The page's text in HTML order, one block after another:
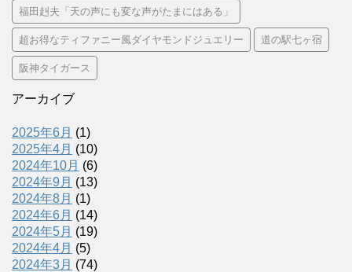
福田赳夫「天の声にも変な声がたまにはある」
超お得なティファニー風ダイヤモンドジュエリー 道の駅七ヶ宿
阪神タイガース
アーカイブ
2025年6月 (1)
2025年4月 (10)
2024年10月 (6)
2024年9月 (13)
2024年8月 (1)
2024年6月 (14)
2024年5月 (19)
2024年4月 (5)
2024年3月 (74)